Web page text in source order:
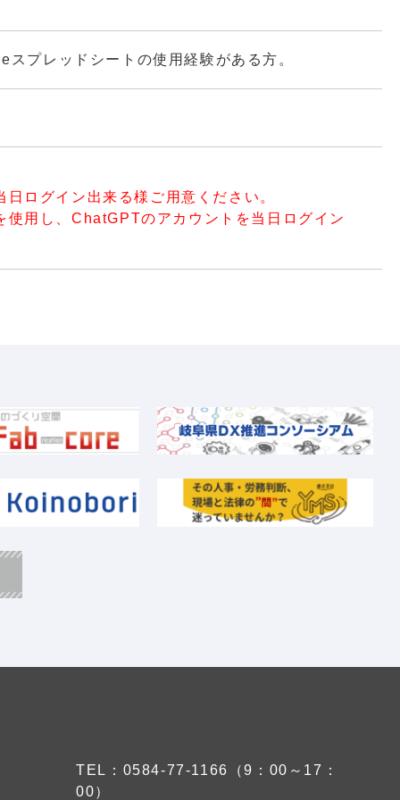
プレッドシートの使用経験がある方。
ログイン出来る様ご用意ください。
用し、ChatGPTのアカウントを当日ログイン
TEL：0584-77-1166（9：00～17：
00）